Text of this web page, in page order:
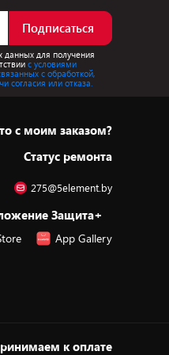
Подписаться
данных для получения
с условиями
с обработкой,
согласия или отказа.
с моим заказом?
Статус ремонта
275@5element.by
Защита+
App Gallery
к оплате